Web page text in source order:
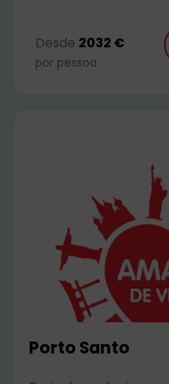
Desde 2032 €
por pessoa
Porto Santo